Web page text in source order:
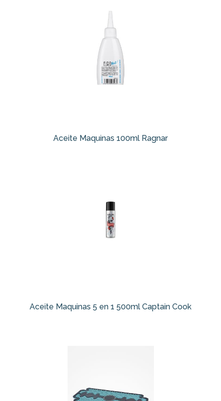
Aceite Maquinas 100ml Ragnar
Aceite Maquinas 5 en 1 500ml Captain Cook